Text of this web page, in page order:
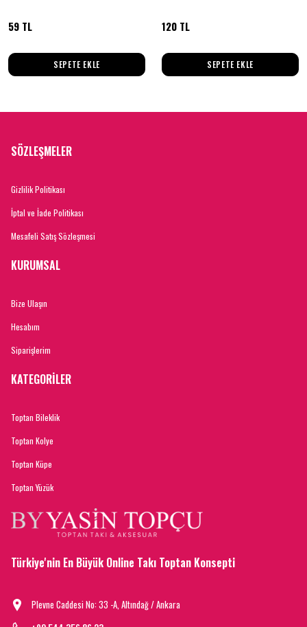
59 TL
SEPETE EKLE
120 TL
SEPETE EKLE
SÖZLEŞMELER
Gizlilik Politikası
İptal ve İade Politikası
Mesafeli Satış Sözleşmesi
KURUMSAL
Bize Ulaşın
Hesabım
Siparişlerim
KATEGORİLER
Toptan Bileklik
Toptan Kolye
Toptan Küpe
Toptan Yüzük
Türkiye'nin En Büyük Online Takı Toptan Konsepti
Plevne Caddesi No: 33 -A, Altındağ / Ankara